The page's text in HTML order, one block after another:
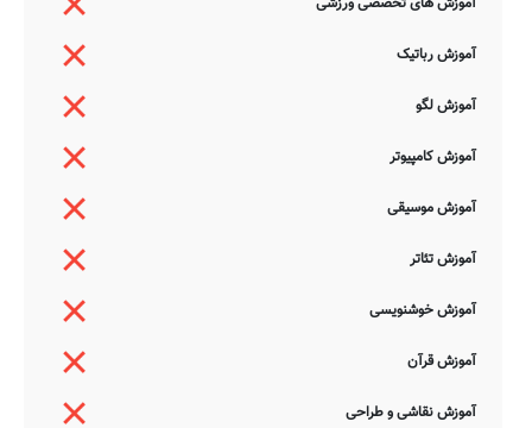
آموزش رباتیک
آموزش لگو
آموزش کامپیوتر
آموزش موسیقی
آموزش تئاتر
آموزش خوشنویسی
آموزش قرآن
آموزش نقاشی و طراحی